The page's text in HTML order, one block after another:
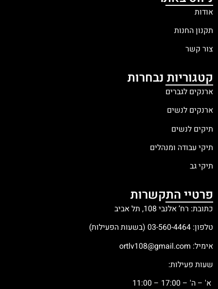
אודות
תקנון החנות
צור קשר
קטגוריות נבחרות
ארנקים לגברים
ארנקים לנשים
תיקים לנשים
תיקי עבודה ומנהלים
תיקי גב
פרטיי התקשרות
כתובת: רח’ אלנבי 108, תל אביב
טלפון: 03-560-4464 (בשעות הפעילות)
אימיל: ortlv108@gmail.com
שעות פעילות:
א' – ה' – 17:00 – 11:00